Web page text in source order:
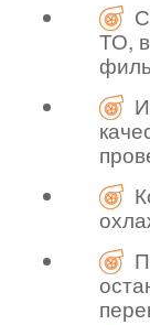
ТО,